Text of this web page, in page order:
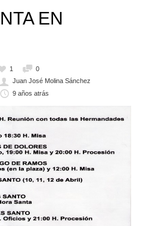
EN
1
0
Juan José Molina Sánchez
9 años atrás